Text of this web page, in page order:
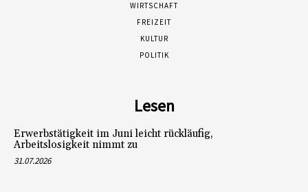
WIRTSCHAFT
FREIZEIT
KULTUR
POLITIK
Lesen
Erwerbstätigkeit im Juni leicht rückläufig,
Arbeitslosigkeit nimmt zu
31.07.2026